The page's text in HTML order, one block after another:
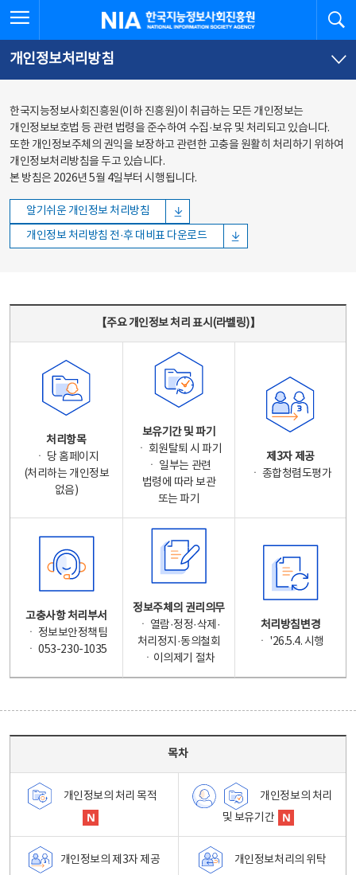
바로가기
바로가기
한국지능정보사회진흥원
개인정보처리방침
한국지능정보사회진흥원(이하 진흥원)이 취급하는 모든 개인정보는
개인정보보호법 등 관련 법령을 준수하여 수집·보유 및 처리되고 있습니다.
또한 개인정보주체의 권익을 보장하고 관련한 고충을 원활히 처리하기 위하여
개인정보처리방침을 두고 있습니다.
본 방침은 2026년 5월 4일부터 시행됩니다.
알기쉬운 개인정보 처리방침
개인정보 처리방침 전·후 대비표 다운로드
【주요 개인정보 처리 표시(라벨링)】
처리항목
ㆍ 당 홈페이지
(처리하는 개인정보
없음)
보유기간 및 파기
ㆍ 회원탈퇴 시 파기
ㆍ 일부는 관련
법령에 따라 보관
또는 파기
제3자 제공
ㆍ 종합청렴도평가
고충사항 처리부서
ㆍ 정보보안정책팀
ㆍ 053-230-1035
정보주체의 권리의무
ㆍ 열람·정정·삭제·
처리정지·동의철회
ㆍ이의제기 절차
처리방침변경
ㆍ '26.5.4. 시행
목차
개인정보의 처리 목적
개인정보의 처리
및 보유기간
개인정보의 제3자 제공 개인정보처리의 위탁